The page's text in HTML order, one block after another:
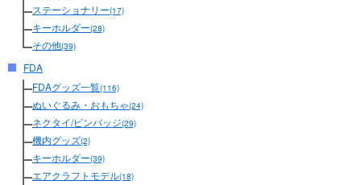
ステーショナリー(17)
キーホルダー(28)
その他(39)
FDA
FDAグッズ一覧(116)
ぬいぐるみ・おもちゃ(24)
ネクタイ/ピンバッジ(29)
機内グッズ(2)
キーホルダー(39)
エアクラフトモデル(18)